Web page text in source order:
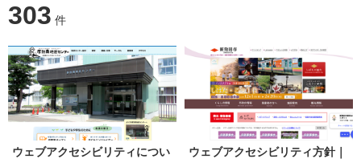
303 件
ウェブアクセシビリティについ
ウェブアクセシビリティ方針｜